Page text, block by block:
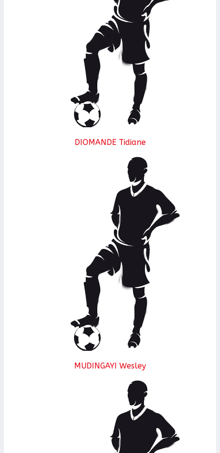
DIOMANDE Tidiane
MUDINGAYI Wesley